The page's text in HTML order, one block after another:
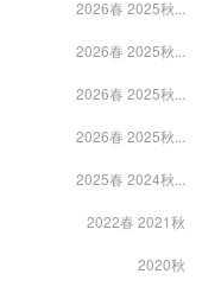
2026春 2025秋...
2026春 2025秋...
2026春 2025秋...
2026春 2025秋...
2025春 2024秋...
2022春 2021秋
2020秋